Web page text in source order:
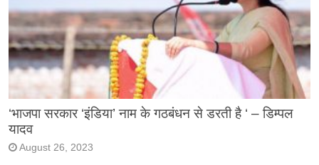
‘भाजपा सरकार ‘इंडिया’ नाम के गठबंधन से डरती है ‘ – डिम्पल
यादव
August 26, 2023